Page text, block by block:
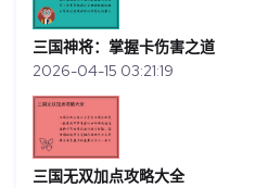
三国神将：掌握卡伤害之道
2026-04-15 03:21:19
三国无双加点攻略大全